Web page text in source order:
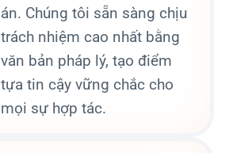
án. Chúng tôi sẵn sàng chịu
trách nhiệm cao nhất bằng
văn bản pháp lý, tạo điểm
tựa tin cậy vững chắc cho
mọi sự hợp tác.